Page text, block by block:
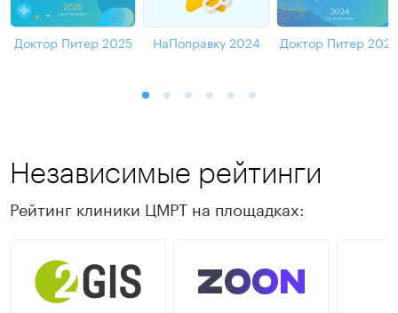
Доктор Питер 2025 НаПоправку 2024 Доктор Питер
Независимые рейтинги
Рейтинг клиники ЦМРТ на площадках: